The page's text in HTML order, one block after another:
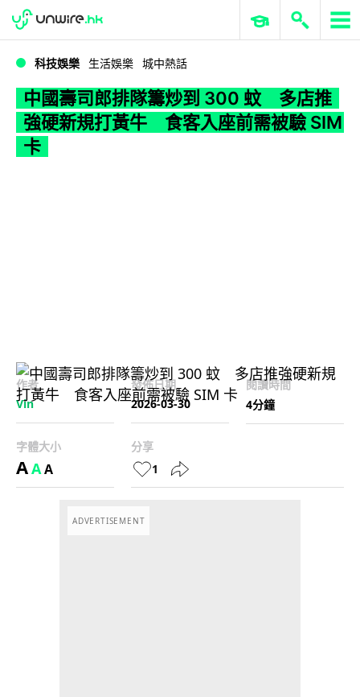
WWDC 2026 ERP 與商業 AI
科技娛樂 生活娛樂 城中熱話
中國壽司郎排隊籌炒到 300 蚊 多店推
強硬新規打黃牛 食客入座前需被驗 SIM
卡
作者
Vin
發佈日期
2026-03-30
閱讀時間
4分鐘
字體大小
AAA
分享
1
ADVERTISEMENT